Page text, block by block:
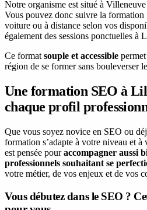
Notre organisme est situé à
Vous pouvez donc suivre la formation
voiture ou à distance selon vos
également des sessions ponctuelles à
Ce format souple et accessible
région de se former sans bouleverser
Une formation SEO à
chaque profil
Que vous soyez novice en SEO ou
formation s’adapte à votre niveau et
est pensée pouraccompagner aussi
professionnels souhaitant se
votre métier, de vos enjeux et de vos
Vous débutez dans le SEO ?